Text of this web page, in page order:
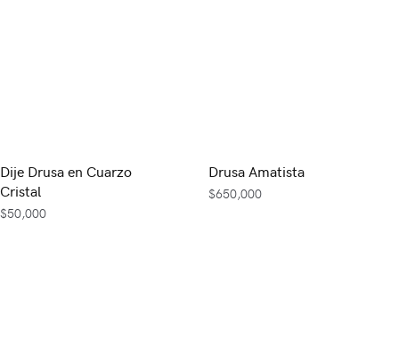
Dije Drusa en Cuarzo
Cristal
$50,000
Drusa Amatista
$650,000